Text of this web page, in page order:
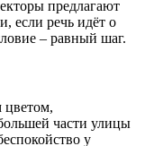
предлагают
если речь идёт о
– равный шаг.
цветом,
части улицы
у